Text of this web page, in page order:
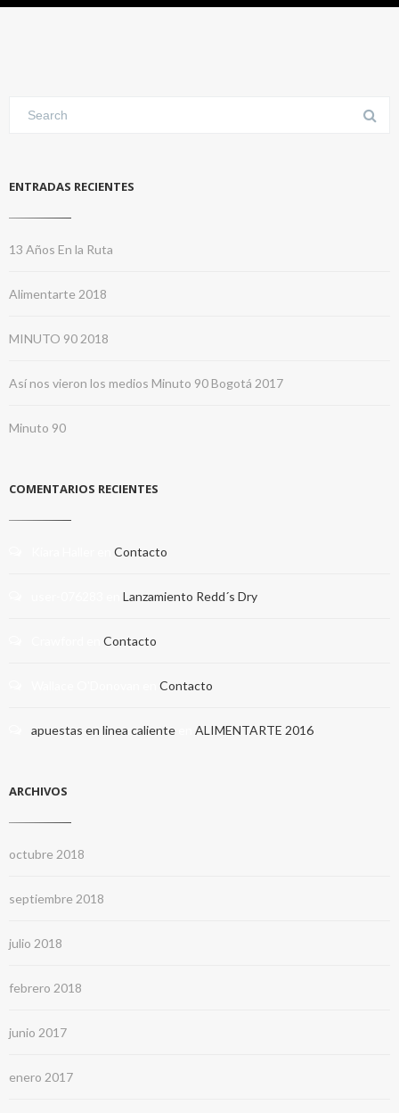
ENTRADAS RECIENTES
13 Años En la Ruta
Alimentarte 2018
MINUTO 90 2018
Así nos vieron los medios Minuto 90 Bogotá 2017
Minuto 90
COMENTARIOS RECIENTES
Contacto
Lanzamiento Redd´s Dry
Contacto
Contacto
apuestas en linea caliente ALIMENTARTE 2016
ARCHIVOS
octubre 2018
septiembre 2018
julio 2018
febrero 2018
junio 2017
enero 2017